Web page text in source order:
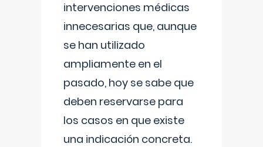
intervenciones médicas
innecesarias que, aunque
se han utilizado
ampliamente en el
pasado, hoy se sabe que
deben reservarse para
los casos en que existe
una indicación concreta.